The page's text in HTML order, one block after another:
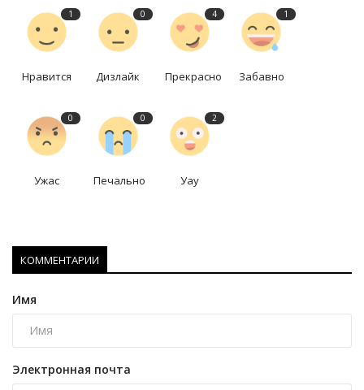
1
Нравится
0
Дизлайк
4
Прекрасно
1
Забавно
0
Ужас
0
Печально
2
Уау
КОММЕНТАРИИ
Имя
Электронная почта